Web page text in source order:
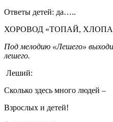
Ответы детей: да…..
ХОРОВОД «ТОПАЙ,
Под мелодию «Лешего»
лешего.
Леший:
Сколько здесь много людей –
Взрослых и детей!